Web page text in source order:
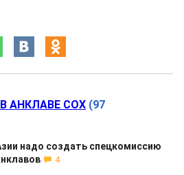
АНКЛАВЕ СОХ (97
надо создать спецкомиссию
4